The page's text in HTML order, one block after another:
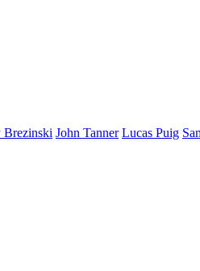
Brezinski John Tanner Lucas Puig